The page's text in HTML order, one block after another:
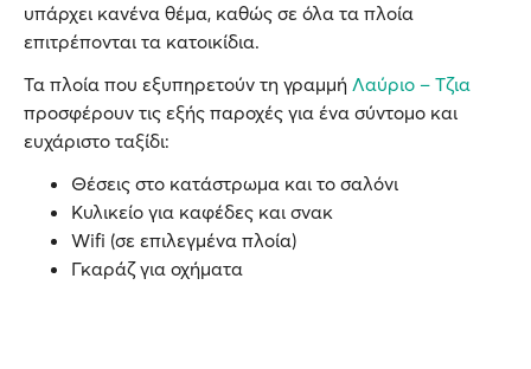
υπάρχει κανένα θέμα, καθώς σε όλα τα πλοία
επιτρέπονται τα κατοικίδια.
Τα πλοία που εξυπηρετούν τη γραμμή Λαύριο – Τζια
προσφέρουν τις εξής παροχές για ένα σύντομο και
ευχάριστο ταξίδι:
Θέσεις στο κατάστρωμα και το σαλόνι
Κυλικείο για καφέδες και σνακ
Wifi (σε επιλεγμένα πλοία)
Γκαράζ για οχήματα